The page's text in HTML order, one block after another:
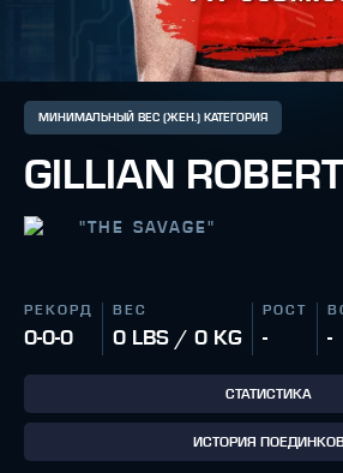
МИНИМАЛЬНЫЙ ВЕС (ЖЕН.) КАТЕГОРИЯ
GILLIAN
"THE SAVAGE"
РЕКОРД
0-0-0
ВЕС
0 LBS / 0 KG
РОСТ
- -
СТАТИСТИКА
ИСТОРИЯ